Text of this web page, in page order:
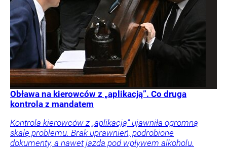
Obława na kierowców z „aplikacją”. Co druga
kontrola z mandatem
Kontrola kierowców z „aplikacją” ujawniła ogromną
skalę problemu. Brak uprawnień, podrobione
dokumenty, a nawet jazda pod wpływem alkoholu.